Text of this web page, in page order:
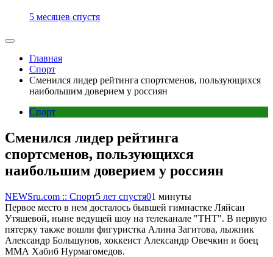
5 месяцев спустя
Главная
Спорт
Сменился лидер рейтинга спортсменов, пользующихся
наибольшим доверием у россиян
Спорт
Сменился лидер рейтинга
спортсменов, пользующихся
наибольшим доверием у россиян
NEWSru.com :: Спорт5 лет спустя01 минуты
Первое место в нем досталось бывшей гимнастке Ляйсан
Утяшевой, ныне ведущей шоу на телеканале "ТНТ". В первую
пятерку также вошли фигуристка Алина Загитова, лыжник
Александр Большунов, хоккеист Александр Овечкин и боец
ММА Хабиб Нурмагомедов.